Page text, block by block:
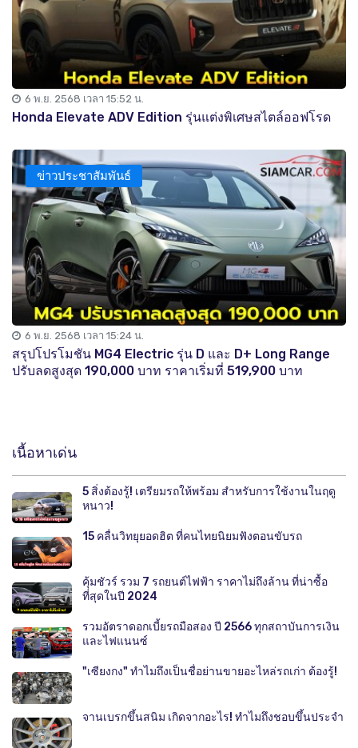
6 พ.ย. 2568 เวลา 15:52 น.
Honda Elevate ADV Edition รุ่นแต่งพิเศษสไตล์ออฟโรด
ข่าวประชาสัมพันธ์
6 พ.ย. 2568 เวลา 15:24 น.
สรุปโปรโมชัน MG4 Electric รุ่น D และ D+ Long Range
ปรับลดสูงสุด 190,000 บาท ราคาเริ่มที่ 519,900 บาท
เนื้อหาเด่น
5 สิ่งต้องรู้! เตรียมรถให้พร้อม สำหรับการใช้งานในฤดู
หนาว!
15 คลื่นวิทยุยอดฮิต ที่คนไทยนิยมฟังตอนขับรถ
คุ้มชัวร์ รวม 7 รถยนต์ไฟฟ้า ราคาไม่ถึงล้าน ที่น่าซื้อ
ที่สุดในปี 2024
รวมอัตราดอกเบี้ยรถมือสอง ปี 2566 ทุกสถาบันการเงิน
และไฟแนนซ์
"เซียงกง" ทำไมถึงเป็นชื่อย่านขายอะไหล่รถเก่า ต้องรู้!
จานเบรกขึ้นสนิม เกิดจากอะไร! ทำไมถึงชอบขึ้นประจำ